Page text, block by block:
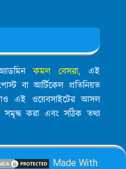
কমল বেসরা, এই
বা আর্টিকেল প্রতিনিয়ত
এই ওয়েবসাইটের আসল
সমৃদ্ধ করা এবং সঠিক তথ্য
Made With